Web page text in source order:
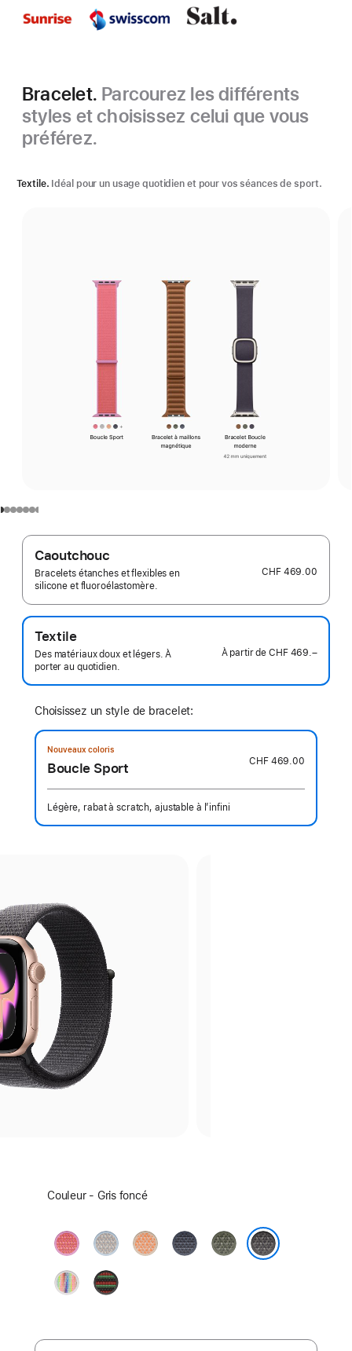
Bracelet. Parcourez les différents
styles et choisissez celui que vous
préférez.
Textile. Idéal pour un usage quotidien et pour vos séances de sport.
Caoutchouc
Bracelets étanches et flexibles en
silicone et fluoroélastomère.
CHF 469.00
Textile
Des matériaux doux et légers. À
porter au quotidien.
À partir deCHF 469.–
Choisissez un style de bracelet:
Nouveaux coloris
Boucle Sport CHF 469.00
Légère, rabat à scratch, ajustable à l’infini
Sélectionnez
Couleur - Gris foncé
Rose
goyave
Bleu
brume
Melon
Bleu
maritime
Forêt
Pride
Edition
Black
Unity
Rhythm